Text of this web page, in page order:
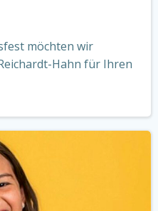
möchten wir
Hahn für Ihren